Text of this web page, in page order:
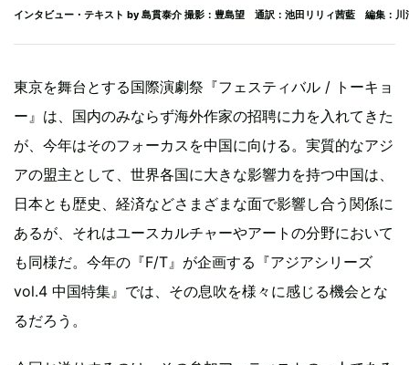
インタビュー・テキスト by 島貫泰介 撮影：豊島望 通訳：池田リリィ茜藍 編集：川
東京を舞台とする国際演劇祭『フェスティバル / トーキョ
ー』は、国内のみならず海外作家の招聘に力を入れてきた
が、今年はそのフォーカスを中国に向ける。実質的なアジ
アの盟主として、世界各国に大きな影響力を持つ中国は、
日本とも歴史、経済などさまざまな面で影響し合う関係に
あるが、それはユースカルチャーやアートの分野において
も同様だ。今年の『F/T』が企画する『アジアシリーズ
vol.4 中国特集』では、その息吹を様々に感じる機会とな
るだろう。